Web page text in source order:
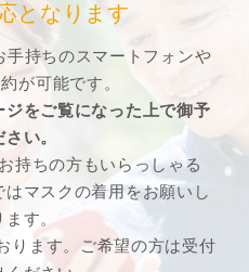
となります
手持ちのスマートフォンや
が可能です。
をご覧になった上で御予
い。
持ちの方もいらっしゃる
マスクの着用をお願いし
す。
ります。ご希望の方は受付